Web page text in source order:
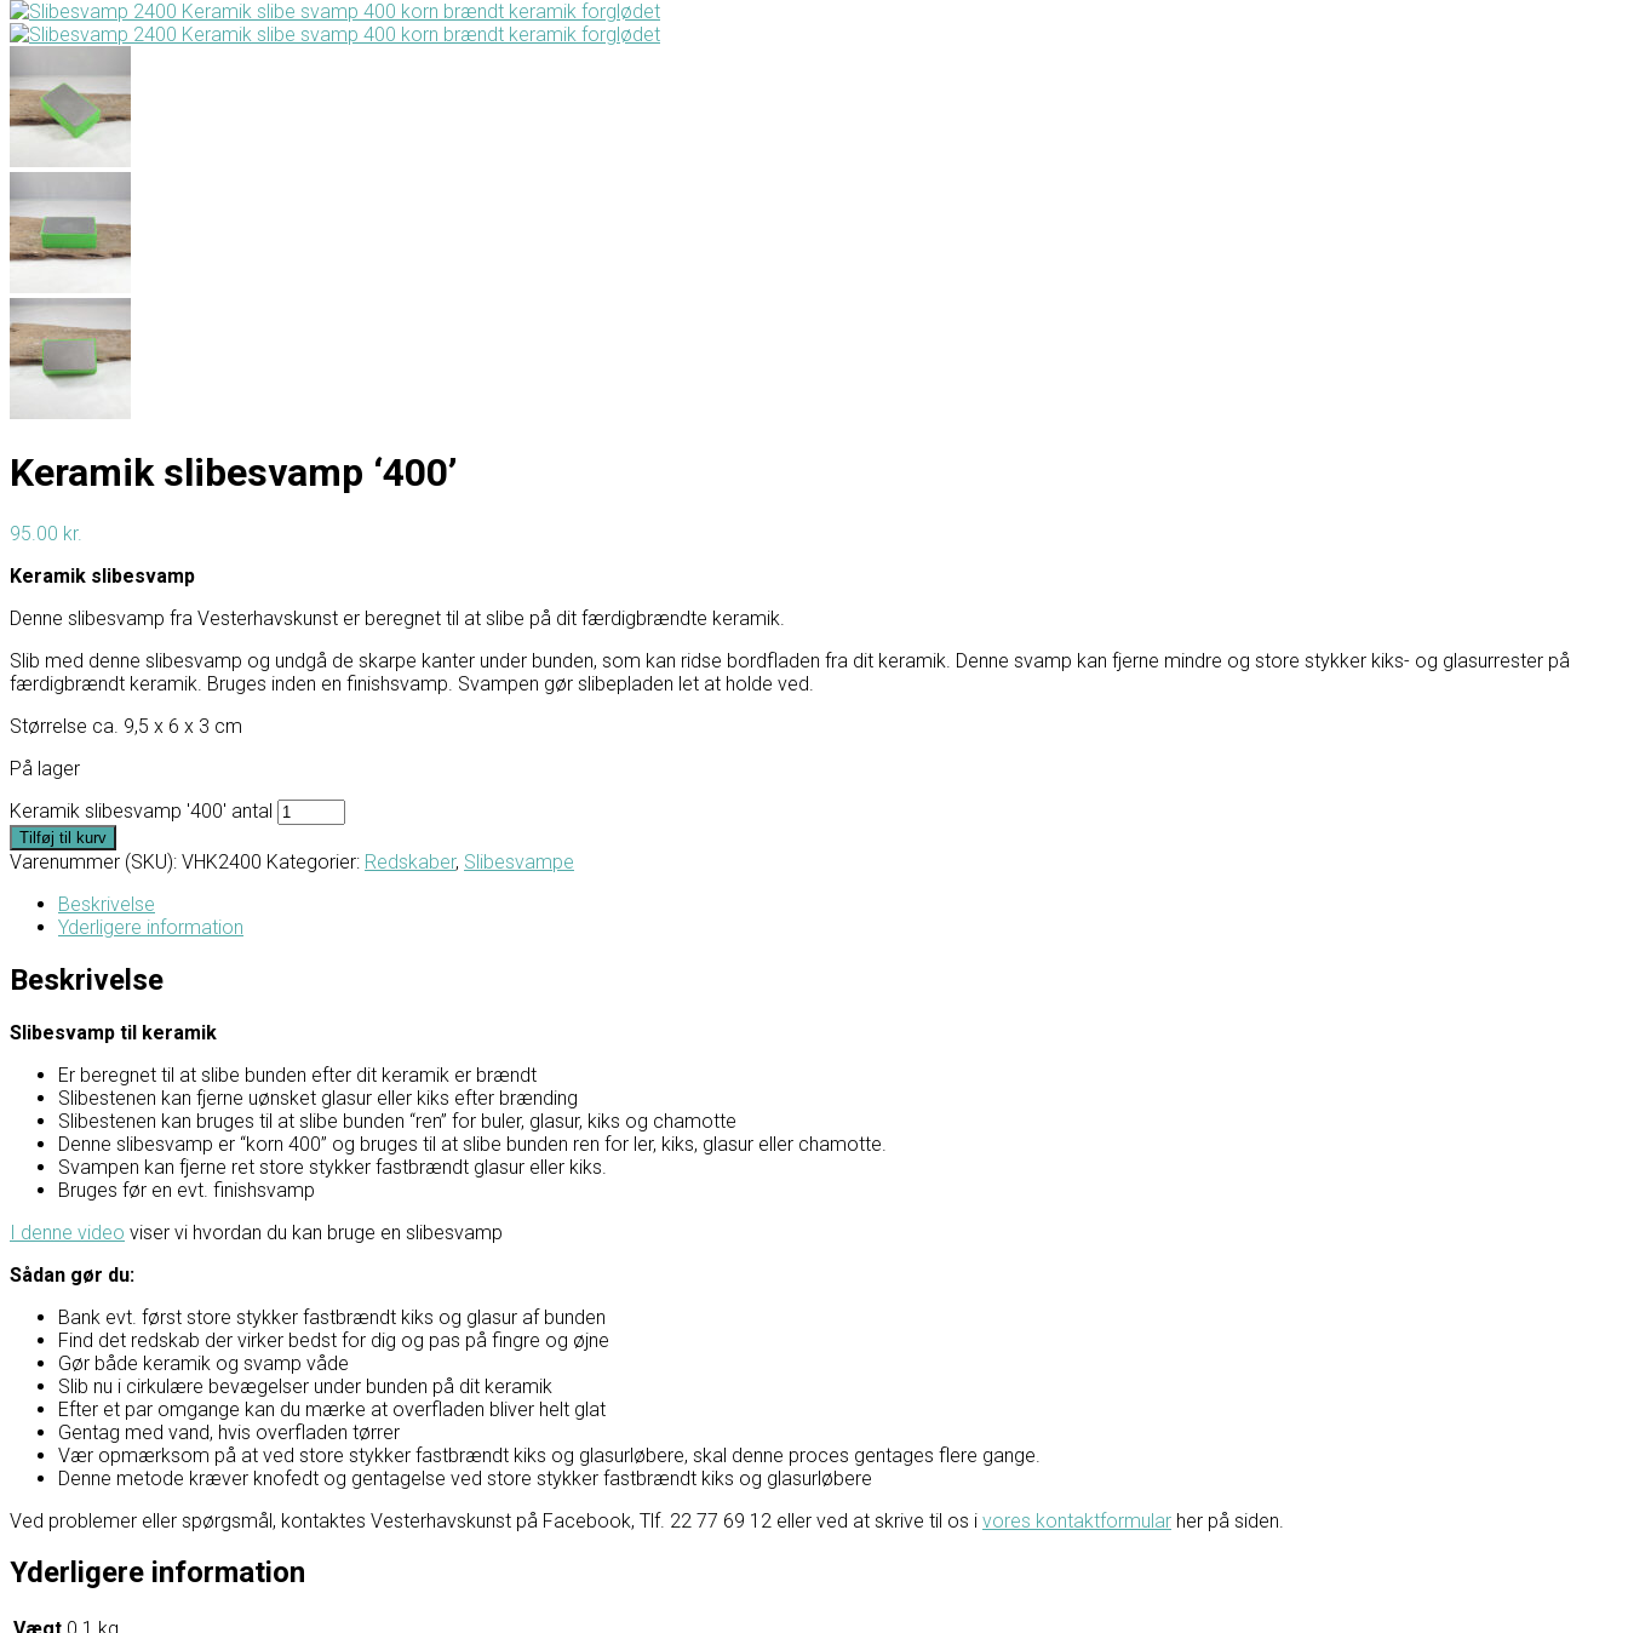
Keramik slibesvamp ‘400’
95.00 kr.
Keramik slibesvamp
Denne slibesvamp fra Vesterhavskunst er beregnet til at slibe på dit færdigbrændte keramik.
Slib med denne slibesvamp og undgå de skarpe kanter under bunden, som kan ridse bordfladen fra dit keramik. Denne svamp kan fjerne mindre og store stykker kiks- og glasurrester på
færdigbrændt keramik. Bruges inden en finishsvamp. Svampen gør slibepladen let at holde ved.
Størrelse ca. 9,5 x 6 x 3 cm
På lager
Keramik slibesvamp '400' antal
Tilføj til kurv
Varenummer (SKU): VHK2400 Kategorier: Redskaber, Slibesvampe
Beskrivelse
Yderligere information
Beskrivelse
Slibesvamp til keramik
Er beregnet til at slibe bunden efter dit keramik er brændt
Slibestenen kan fjerne uønsket glasur eller kiks efter brænding
Slibestenen kan bruges til at slibe bunden “ren” for buler, glasur, kiks og chamotte
Denne slibesvamp er “korn 400” og bruges til at slibe bunden ren for ler, kiks, glasur eller chamotte.
Svampen kan fjerne ret store stykker fastbrændt glasur eller kiks.
Bruges før en evt. finishsvamp
I denne video viser vi hvordan du kan bruge en slibesvamp
Sådan gør du:
Bank evt. først store stykker fastbrændt kiks og glasur af bunden
Find det redskab der virker bedst for dig og pas på fingre og øjne
Gør både keramik og svamp våde
Slib nu i cirkulære bevægelser under bunden på dit keramik
Efter et par omgange kan du mærke at overfladen bliver helt glat
Gentag med vand, hvis overfladen tørrer
Vær opmærksom på at ved store stykker fastbrændt kiks og glasurløbere, skal denne proces gentages flere gange.
Denne metode kræver knofedt og gentagelse ved store stykker fastbrændt kiks og glasurløbere
Ved problemer eller spørgsmål, kontaktes Vesterhavskunst på Facebook, Tlf. 22 77 69 12 eller ved at skrive til os i vores kontaktformular her på siden.
Yderligere information